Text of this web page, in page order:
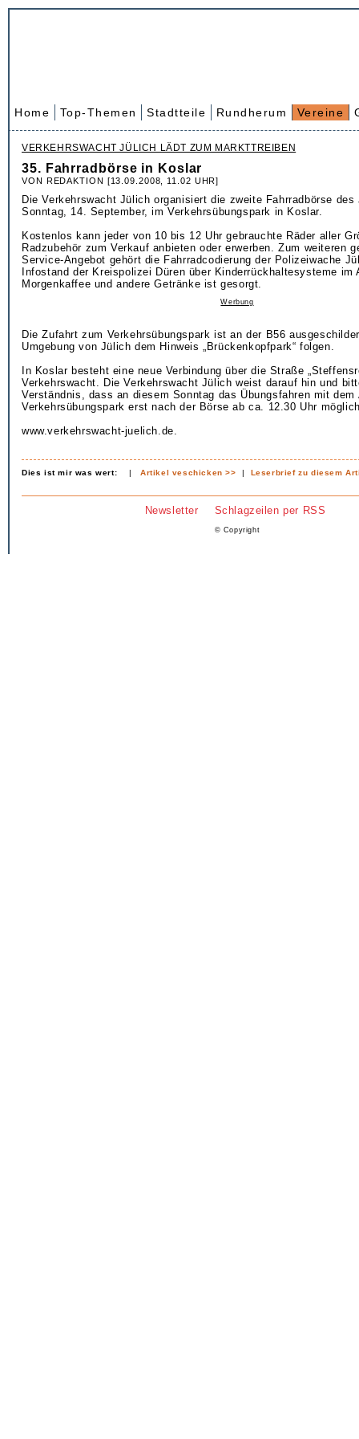
Home Top-Themen Stadtteile Rundherum Vereine
VERKEHRSWACHT JÜLICH LÄDT ZUM MARKTTREIBEN
35. Fahrradbörse in Koslar
VON REDAKTION [13.09.2008, 11.02 UHR]
Die Verkehrswacht Jülich organisiert die zweite Fahrradbörse des
Sonntag, 14. September, im Verkehrsübungspark in Koslar.
Kostenlos kann jeder von 10 bis 12 Uhr gebrauchte Räder aller
Radzubehör zum Verkauf anbieten oder erwerben. Zum weiteren
Service-Angebot gehört die Fahrradcodierung der Polizeiwache
Infostand der Kreispolizei Düren über Kinderrückhaltesysteme im
Morgenkaffee und andere Getränke ist gesorgt.
Werbung
Die Zufahrt zum Verkehrsübungspark ist an der B56
Umgebung von Jülich dem Hinweis „Brückenkopfpark“ folgen.
In Koslar besteht eine neue Verbindung über die Straße
Verkehrswacht. Die Verkehrswacht Jülich weist darauf hin und
Verständnis, dass an diesem Sonntag das Übungsfahren mit dem
Verkehrsübungspark erst nach der Börse ab ca. 12.30 Uhr
www.verkehrswacht-juelich.de.
Dies ist mir was wert: |Artikel veschicken >> | Leserbrief zu diesem
Newsletter Schlagzeilen per RSS
© Copyright